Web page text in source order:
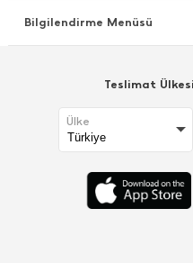
Bilgilendirme Menüsü
Teslimat
Ülke